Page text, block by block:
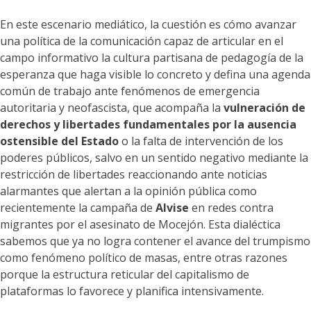
En este escenario mediático, la cuestión es cómo avanzar
una política de la comunicación capaz de articular en el
campo informativo la cultura partisana de pedagogía de la
esperanza que haga visible lo concreto y defina una agenda
común de trabajo ante fenómenos de emergencia
autoritaria y neofascista, que acompaña la vulneración de
derechos y libertades fundamentales por la ausencia
ostensible del Estadoo la falta de intervención de los
poderes públicos, salvo en un sentido negativo mediante la
restricción de libertades reaccionando ante noticias
alarmantes que alertan a la opinión pública como
recientemente la campaña de Alvise en redes contra
migrantes por el asesinato de Mocejón. Esta dialéctica
sabemos que ya no logra contener el avance del trumpismo
como fenómeno político de masas, entre otras razones
porque la estructura reticular del capitalismo de
plataformas lo favorece y planifica intensivamente.